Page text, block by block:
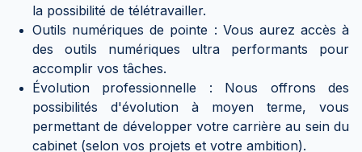
la possibilité de télétravailler.
Outils numériques de pointe : Vous aurez accès à
des outils numériques ultra performants pour
accomplir vos tâches.
Évolution professionnelle : Nous offrons des
possibilités d'évolution à moyen terme, vous
permettant de développer votre carrière au sein du
cabinet (selon vos projets et votre ambition).